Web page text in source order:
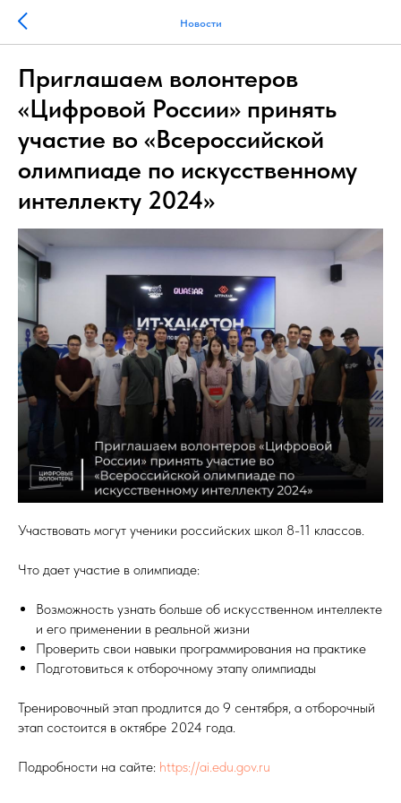
Новости
Приглашаем волонтеров
«Цифровой России» принять
участие во «Всероссийской
олимпиаде по искусственному
интеллекту 2024»
Участвовать могут ученики российских школ 8-11 классов.
Что дает участие в олимпиаде:
Возможность узнать больше об искусственном интеллекте
и его применении в реальной жизни
Проверить свои навыки программирования на практике
Подготовиться к отборочному этапу олимпиады
Тренировочный этап продлится до 9 сентября, а отборочный
этап состоится в октябре 2024 года.
Подробности на сайте: https://ai.edu.gov.ru